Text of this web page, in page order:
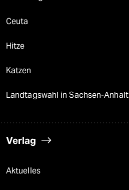
Ceuta
Hitze
Katzen
Landtagswahl in Sachsen-Anhalt
Verlag
Aktuelles